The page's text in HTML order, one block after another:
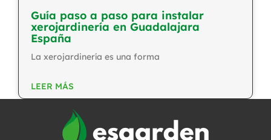
Guía paso a paso para instalar
xerojardinería en Guadalajara
España
La xerojardinería es una forma
LEER MÁS